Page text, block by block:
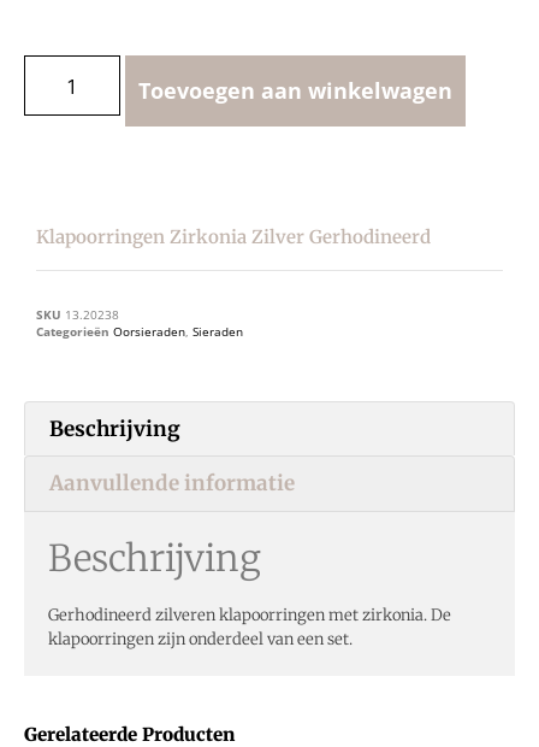
Toevoegen aan winkelwagen
Gerelateerde Producten
Klapoorringen Zirkonia Zilver Gerhodineerd
SKU 13.20238
Categorieën Oorsieraden, Sieraden
Beschrijving
Aanvullende informatie
Beschrijving
Gerhodineerd zilveren klapoorringen met zirkonia. De
klapoorringen zijn onderdeel van een set.